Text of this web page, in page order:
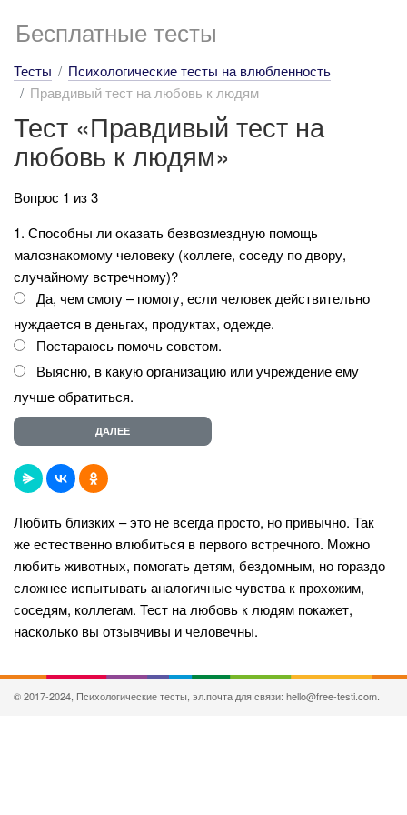
Бесплатные тесты
Тесты
Психологические тесты на влюбленность
Правдивый тест на любовь к людям
Тест «Правдивый тест на
любовь к людям»
Вопрос 1 из 3
1. Способны ли оказать безвозмездную помощь
малознакомому человеку (коллеге, соседу по двору,
случайному встречному)?
Да, чем смогу – помогу, если человек действительно
нуждается в деньгах, продуктах, одежде.
Постараюсь помочь советом.
Выясню, в какую организацию или учреждение ему
лучше обратиться.
Любить близких – это не всегда просто, но привычно. Так
же естественно влюбиться в первого встречного. Можно
любить животных, помогать детям, бездомным, но гораздо
сложнее испытывать аналогичные чувства к прохожим,
соседям, коллегам. Тест на любовь к людям покажет,
насколько вы отзывчивы и человечны.
© 2017-2024, Психологические тесты, эл.почта для связи: hello@free-testi.com.